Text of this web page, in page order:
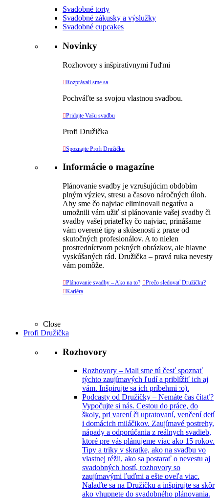
Svadobné torty
Svadobné zákusky a výslužky
Svadobné cupcakes
Novinky
Rozhovory s inšpiratívnymi ľuďmi
Rozprávali sme sa
Pochváľte sa svojou vlastnou svadbou.
Pridajte Vašu svadbu
Profi Družička
Spoznajte Profi Družičku
Informácie o magazíne
Plánovanie svadby je vzrušujúcim obdobím
plným výziev, stresu a časovo náročných úloh.
Aby sme čo najviac eliminovali negatíva a
umožnili vám užiť si plánovanie vašej svadby či
svadby vašej priateľky čo najviac, prinášame
vám overené tipy a skúsenosti z praxe od
skutočných profesionálov. A to nielen
prostredníctvom pekných obrázkov, ale hlavne
vyskúšaných rád. Družička – pravá ruka nevesty
vám pomôže.
Plánovanie svadby – Ako na to? Prečo sledovať Družičku?
Kariéra
Close
Profi Družička
Rozhovory
Rozhovory – Mali sme tú česť spoznať
týchto zaujímavých ľudí a priblížiť ich aj
vám. Inšpirujte sa ich príbehmi :o).
Podcasty od Družičky – Nemáte čas čítať?
Vypočujte si nás. Cestou do práce, do
školy, pri varení či upratovaní, venčení detí
i domácich miláčikov. Zaujímavé postrehy,
nápady a odporúčania z reálnych svadieb,
ktoré pre vás plánujeme viac ako 15 rokov.
Tipy a triky v skratke, ako na svadbu vo
vlastnej réžii, ako sa postarať o nevestu aj
svadobných hostí, rozhovory so
zaujímavými ľuďmi a ešte oveľa viac.
Nalaďte sa na Družičku a inšpirujte sa skôr
ako vhupnete do svadobného plánovania.